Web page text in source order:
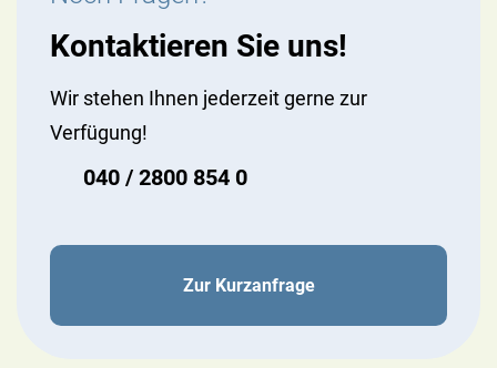
Kontaktieren Sie uns!
Wir stehen Ihnen jederzeit gerne zur
Verfügung!
040 / 2800 854 0
Zur Kurzanfrage